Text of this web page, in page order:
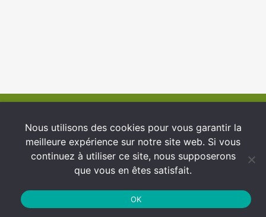
Nous utilisons des cookies pour vous garantir la
meilleure expérience sur notre site web. Si vous
continuez à utiliser ce site, nous supposerons
que vous en êtes satisfait.
OK
Conditions générales d’utilisation
Protection des Données